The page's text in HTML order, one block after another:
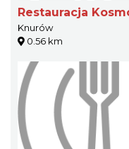
Restauracja
Knurów
0.56 km